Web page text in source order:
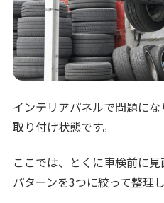
インテリアパネルで問題に
取り付け状態です。
ここでは、とくに車検前に
パターンを3つに絞って整理し